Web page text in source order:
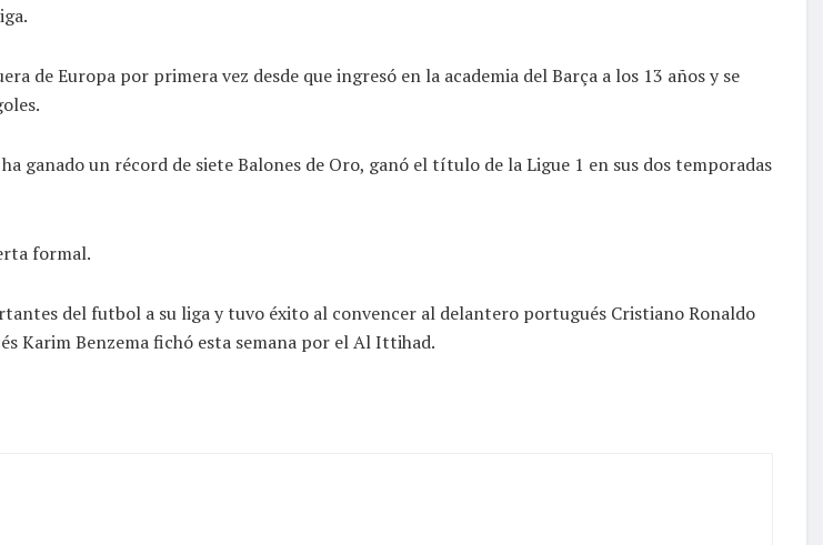
de Europa por primera vez desde que ingresó en la academia del Barça a los 13 años y se
ganado un récord de siete Balones de Oro, ganó el título de la Ligue 1 en sus dos temporadas
formal.
del futbol a su liga y tuvo éxito al convencer al delantero portugués Cristiano Ronaldo
Karim Benzema fichó esta semana por el Al Ittihad.